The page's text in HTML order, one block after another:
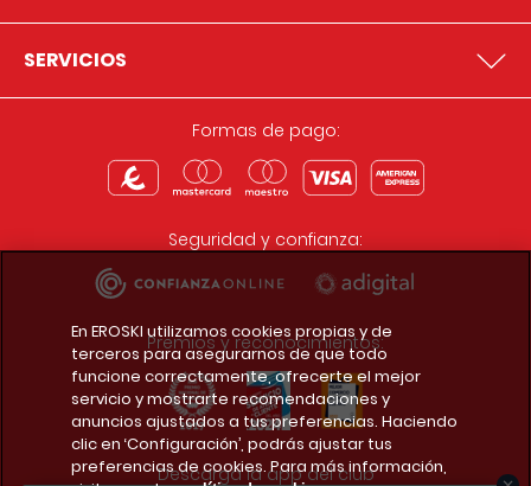
SERVICIOS
Formas de pago:
Seguridad y confianza:
Premios y reconocimientos:
Descarga la app del club
En EROSKI utilizamos cookies propias y de
terceros para asegurarnos de que todo
funcione correctamente, ofrecerte el mejor
servicio y mostrarte recomendaciones y
anuncios ajustados a tus preferencias. Haciendo
clic en ‘Configuración’, podrás ajustar tus
preferencias de cookies. Para más información,